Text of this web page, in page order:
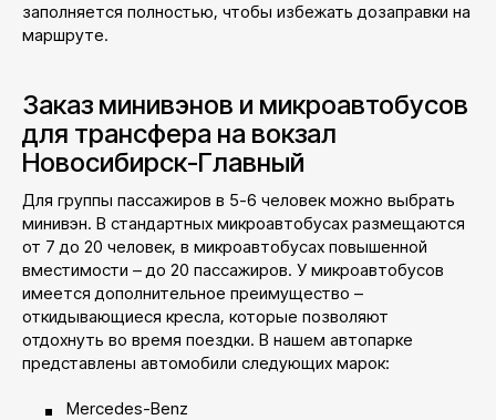
заполняется полностью, чтобы избежать дозаправки на
маршруте.
Заказ минивэнов и микроавтобусов
для трансфера на вокзал
Новосибирск-Главный
Для группы пассажиров в 5-6 человек можно выбрать
минивэн. В стандартных микроавтобусах размещаются
от 7 до 20 человек, в микроавтобусах повышенной
вместимости – до 20 пассажиров. У микроавтобусов
имеется дополнительное преимущество –
откидывающиеся кресла, которые позволяют
отдохнуть во время поездки. В нашем автопарке
представлены автомобили следующих марок:
Mercedes-Benz